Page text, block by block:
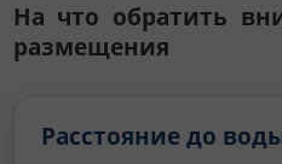
На что обратить
размещения
Расстояние до